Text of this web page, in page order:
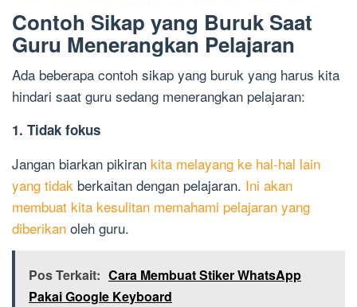
Contoh Sikap yang Buruk Saat
Guru Menerangkan Pelajaran
Ada beberapa contoh sikap yang buruk yang harus kita
hindari saat guru sedang menerangkan pelajaran:
1. Tidak fokus
Jangan biarkan pikiran kita melayang ke hal-hal lain
yang tidak berkaitan dengan pelajaran. Ini akan
membuat kita kesulitan memahami pelajaran yang
diberikan oleh guru.
Pos Terkait: Cara Membuat Stiker WhatsApp
Pakai Google Keyboard